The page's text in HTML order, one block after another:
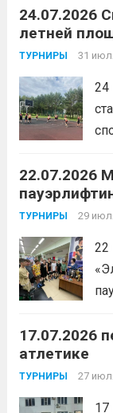
24.07.2026
летней
ТУРНИРЫ 31
24
22.07.2026
ТУРНИРЫ 29
22
с
17.07.2026
атлетике
ТУРНИРЫ 27
17